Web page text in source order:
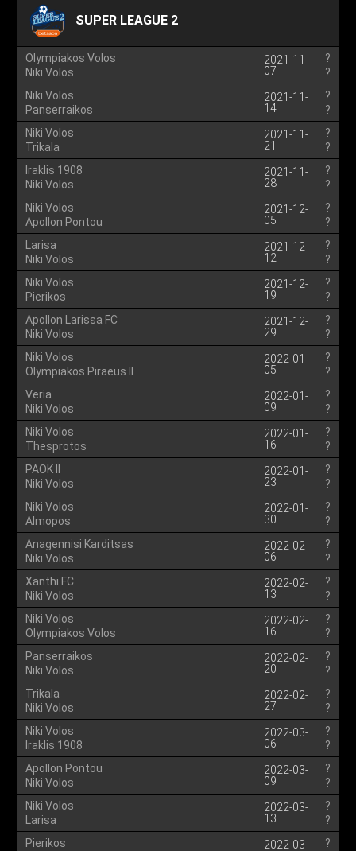
SUPER LEAGUE 2
Olympiakos Volos
Niki Volos
2021-11-
07
?
?
Niki Volos
Panserraikos
2021-11-
14
?
?
Niki Volos
Trikala
2021-11-
21
?
?
Iraklis 1908
Niki Volos
2021-11-
28
?
?
Niki Volos
Apollon Pontou
2021-12-
05
?
?
Larisa
Niki Volos
2021-12-
12
?
?
Niki Volos
Pierikos
2021-12-
19
?
?
Apollon Larissa FC
Niki Volos
2021-12-
29
?
?
Niki Volos
Olympiakos Piraeus II
2022-01-
05
?
?
Veria
Niki Volos
2022-01-
09
?
?
Niki Volos
Thesprotos
2022-01-
16
?
?
PAOK II
Niki Volos
2022-01-
23
?
?
Niki Volos
Almopos
2022-01-
30
?
?
Anagennisi Karditsas
Niki Volos
2022-02-
06
?
?
Xanthi FC
Niki Volos
2022-02-
13
?
?
Niki Volos
Olympiakos Volos
2022-02-
16
?
?
Panserraikos
Niki Volos
2022-02-
20
?
?
Trikala
Niki Volos
2022-02-
27
?
?
Niki Volos
Iraklis 1908
2022-03-
06
?
?
Apollon Pontou
Niki Volos
2022-03-
09
?
?
Niki Volos
Larisa
2022-03-
13
?
?
Pierikos
2022-03-
?